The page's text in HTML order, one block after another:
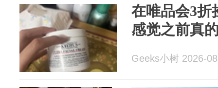
在唯品会3折
感觉之前真
Geeks小树 2026-